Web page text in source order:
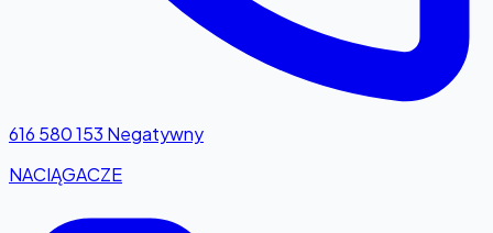
616 580 153 Negatywny
NACIĄGACZE